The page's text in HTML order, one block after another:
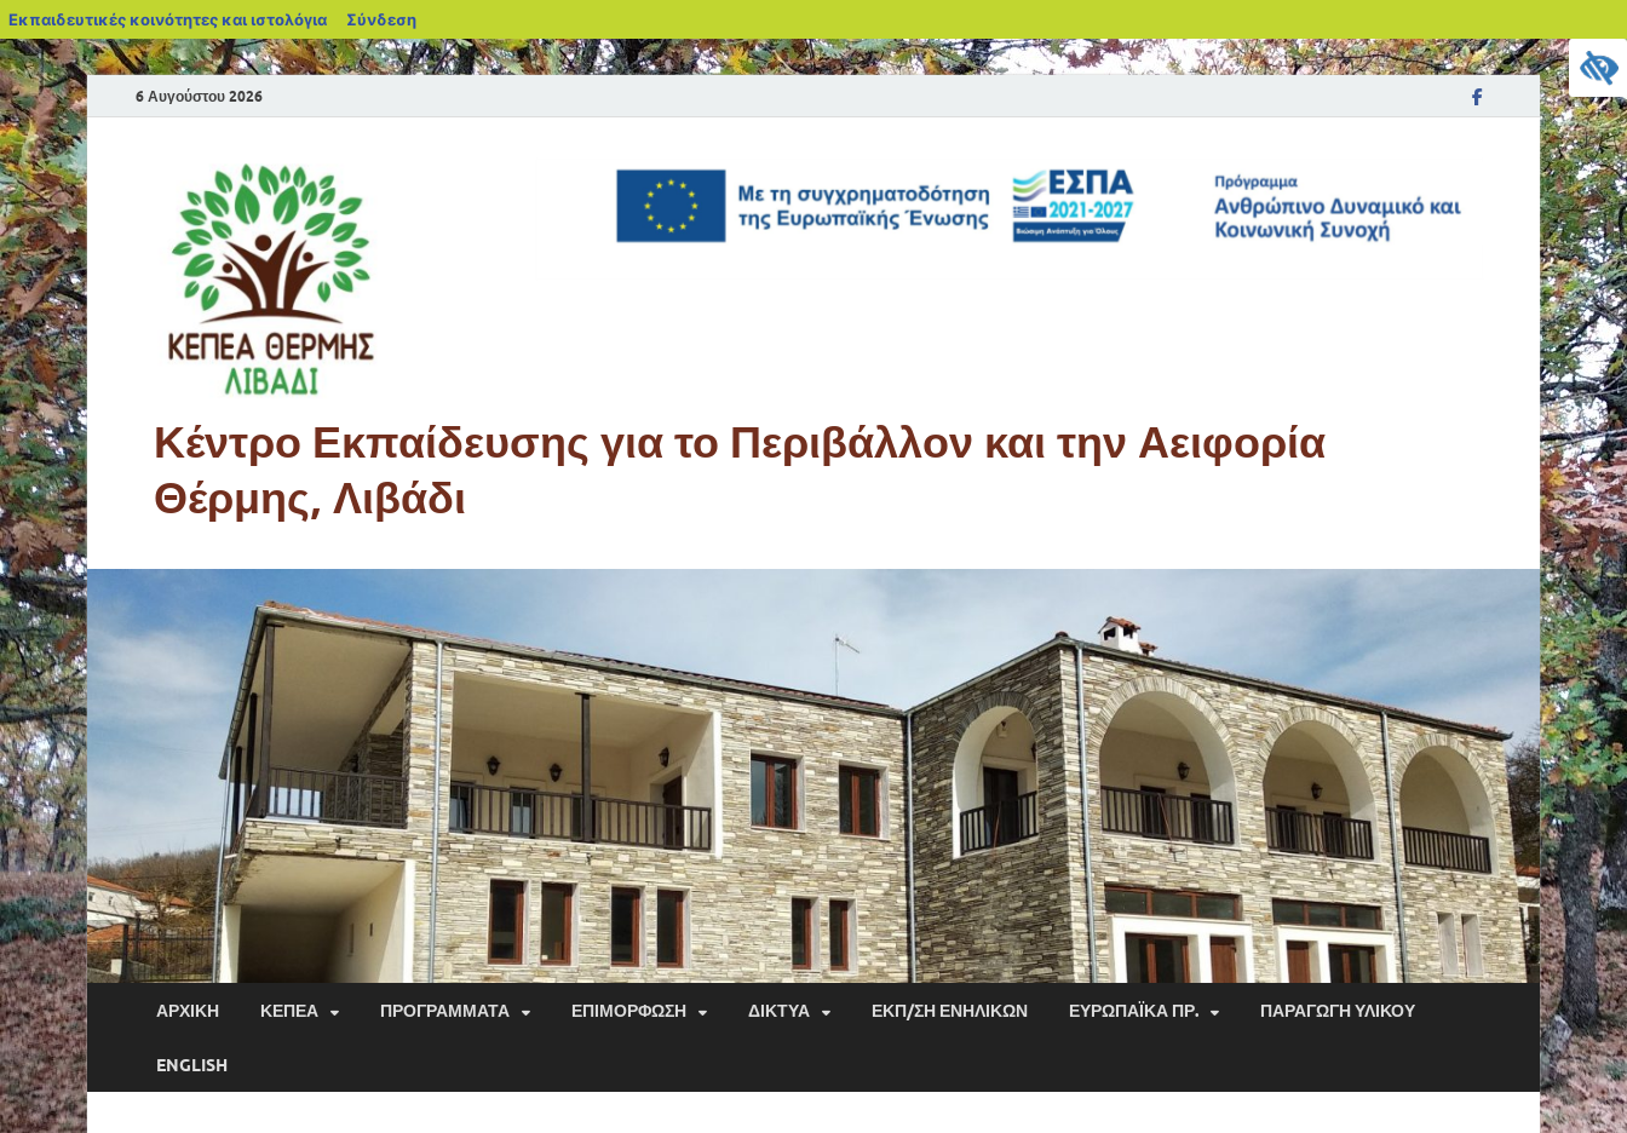
Εκπαιδευτικές κοινότητες και ιστολόγια Σύνδεση
6 Αυγούστου 2026
Κέντρο Εκπαίδευσης για το Περιβάλλον και την Αειφορία
Θέρμης, Λιβάδι
ΑΡΧΙΚΉ ΚΕΠΕΑ ΠΡΟΓΡΆΜΜΑΤΑ ΕΠΙΜΌΡΦΩΣΗ ΔΊΚΤΥΑ ΕΚΠ/ΣΗ ΕΝΗΛΊΚΩΝ ΕΥΡΩΠΑΪΚΆ ΠΡ. ΠΑΡΑΓΩΓΉ ΥΛΙΚΟΎ
ENGLISH